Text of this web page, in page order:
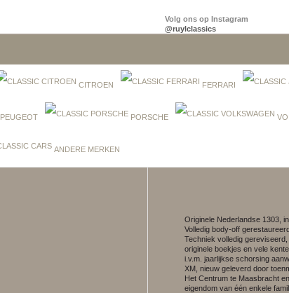
Volg ons op Instagram
@ruylclassics
CITROEN FERRARI
PEUGEOT PORSCHE
ANDERE MERKEN
Originele Nederlandse 1303,
Volledig body-off
Techniek volledig gereviseerd,
originele boekjes en vele
i.v.m. jaarlijkse schorsing
XM, nieuw geleverd door
Het Centrum te Maasbracht
eigendom van één enkele